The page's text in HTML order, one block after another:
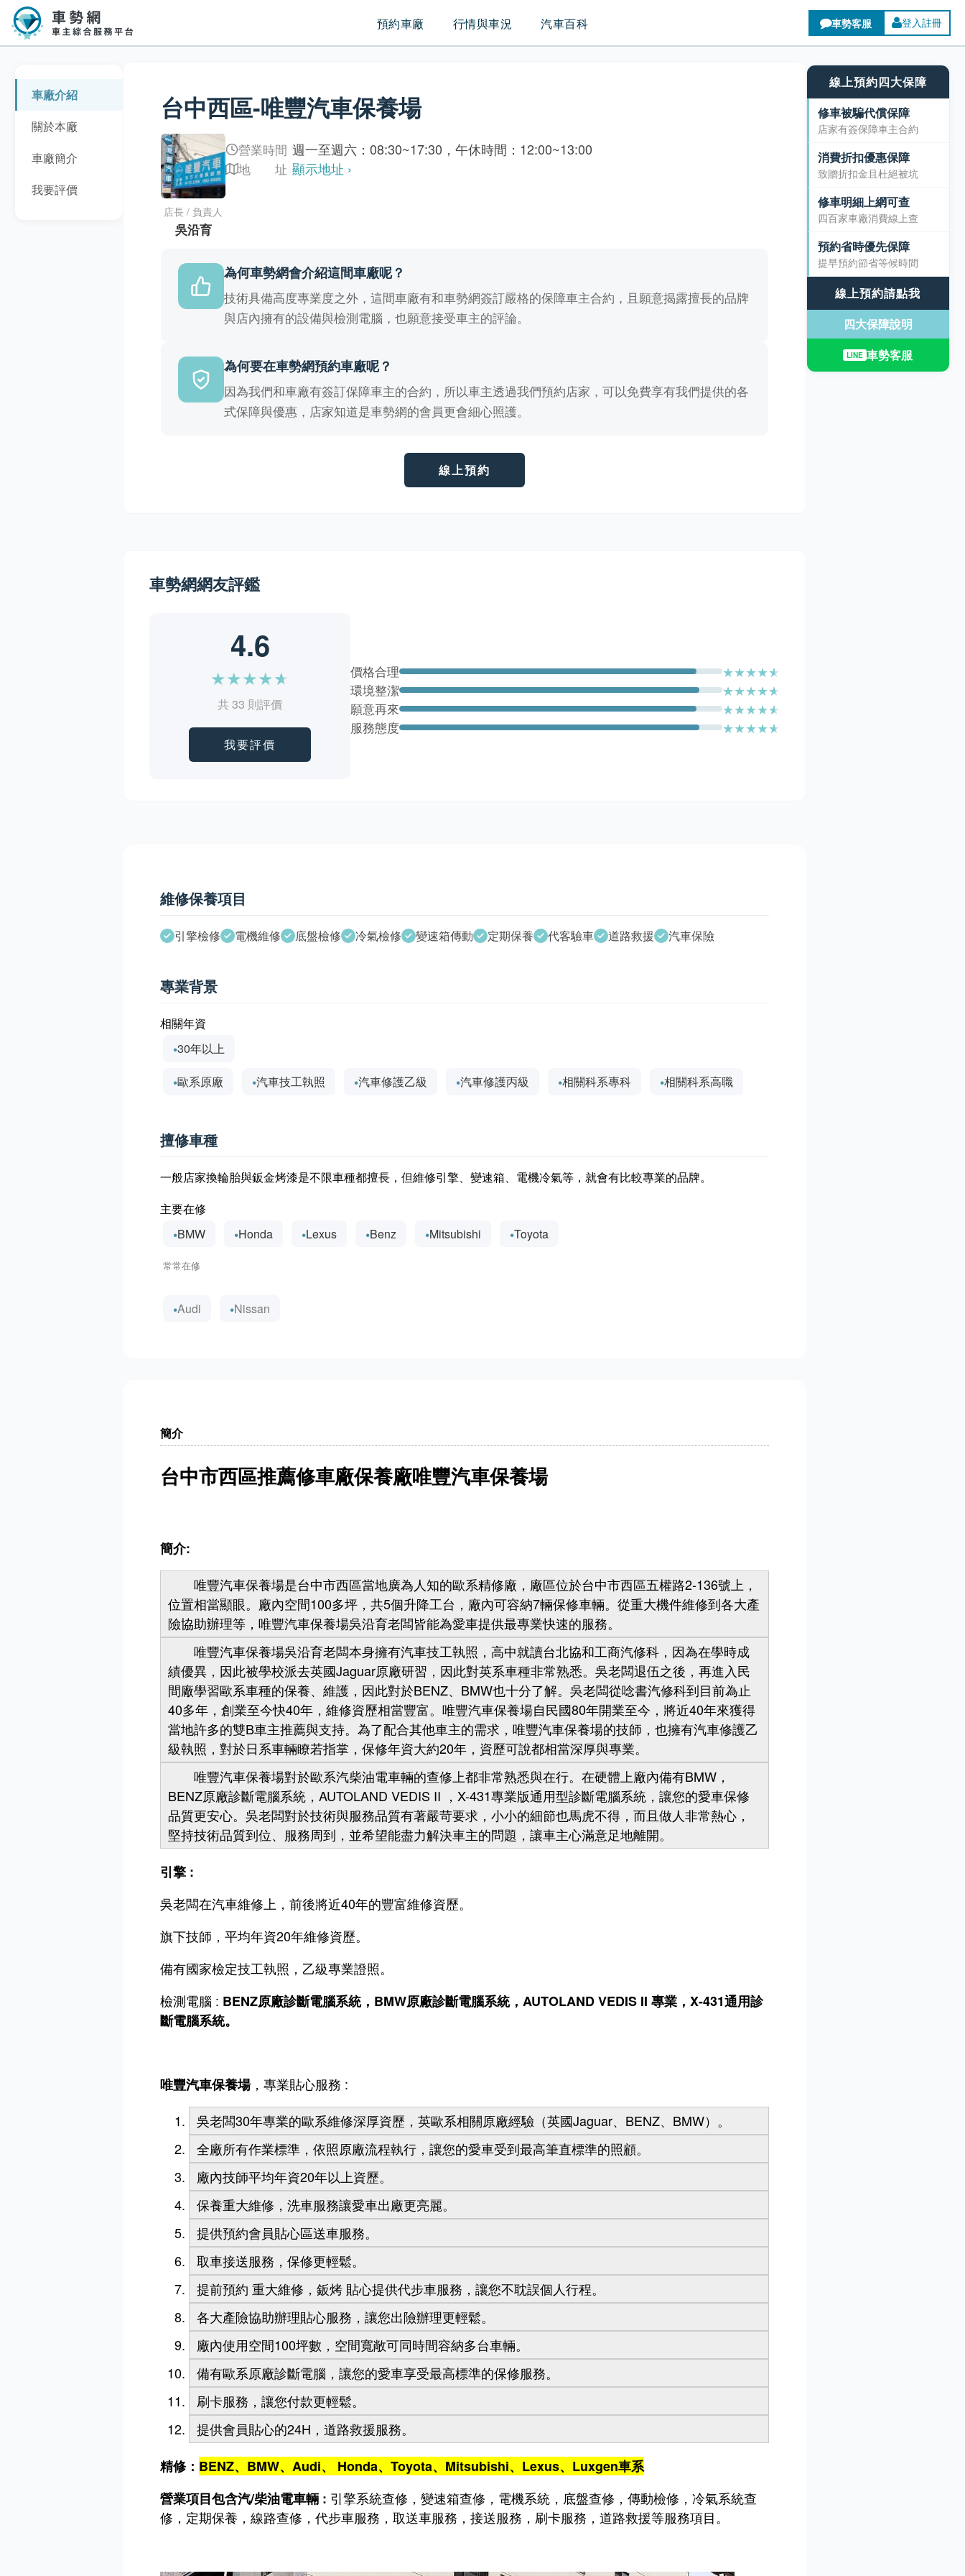
登入註冊
預約車廠 行情與車況 汽車百科
車廠介紹
關於本廠
車廠簡介
我要評價
台中西區-唯豐汽車保養場
店長 / 負責人
吳沿育
營業時間 週一至週六：08:30~17:30，午休時間：12:00~13:00
地 址 顯示地址 ›
為何車勢網會介紹這間車廠呢？
技術具備高度專業度之外，這間車廠有和車勢網簽訂嚴格的保障車主合約，且願意揭露擅長的品牌
與店內擁有的設備與檢測電腦，也願意接受車主的評論。
為何要在車勢網預約車廠呢？
因為我們和車廠有簽訂保障車主的合約，所以車主透過我們預約店家，可以免費享有我們提供的各
式保障與優惠，店家知道是車勢網的會員更會細心照護。
線上預約
車勢網網友評鑑
4.6
★★★★★
共 33 則評價
我要評價
價格合理 ★★★★★
環境整潔 ★★★★★
願意再來 ★★★★★
服務態度 ★★★★★
維修保養項目
引擎檢修 電機維修 底盤檢修 冷氣檢修 變速箱傳動 定期保養 代客驗車 道路救援 汽車保險
專業背景
相關年資
30年以上
歐系原廠
汽車技工執照 汽車修護乙級 汽車修護丙級 相關科系專科 相關科系高職
擅修車種
一般店家換輪胎與鈑金烤漆是不限車種都擅長，但維修引擎、變速箱、電機冷氣等，就會有比較專業的品牌。
主要在修
BMW
Honda Lexus Benz Mitsubishi Toyota
常常在修
Audi Nissan
簡介
台中市西區推薦修車廠保養廠唯豐汽車保養場
簡介:
唯豐汽車保養場是台中市西區當地廣為人知的歐系精修廠，廠區位於台中市西區五權路2-136號上，
位置相當顯眼。廠內空間100多坪，共5個升降工台，廠內可容納7輛保修車輛。從重大機件維修到各大產
險協助辦理等，唯豐汽車保養場吳沿育老闆皆能為愛車提供最專業快速的服務。
唯豐汽車保養場吳沿育老闆本身擁有汽車技工執照，高中就讀台北協和工商汽修科，因為在學時成
績優異，因此被學校派去英國Jaguar原廠研習，因此對英系車種非常熟悉。吳老闆退伍之後，再進入民
間廠學習歐系車種的保養、維護，因此對於BENZ、BMW也十分了解。吳老闆從唸書汽修科到目前為止
40多年，創業至今快40年，維修資歷相當豐富。唯豐汽車保養場自民國80年開業至今，將近40年來獲得
當地許多的雙B車主推薦與支持。為了配合其他車主的需求，唯豐汽車保養場的技師，也擁有汽車修護乙
級執照，對於日系車輛瞭若指掌，保修年資大約20年，資歷可說都相當深厚與專業。
唯豐汽車保養場對於歐系汽柴油電車輛的查修上都非常熟悉與在行。在硬體上廠內備有BMW，
BENZ原廠診斷電腦系統，AUTOLAND VEDIS II ，X-431專業版通用型診斷電腦系統，讓您的愛車保修
品質更安心。吳老闆對於技術與服務品質有著嚴苛要求，小小的細節也馬虎不得，而且做人非常熱心，
堅持技術品質到位、服務周到，並希望能盡力解決車主的問題，讓車主心滿意足地離開。
引擎 :
吳老闆在汽車維修上，前後將近40年的豐富維修資歷。
旗下技師，平均年資20年維修資歷。
備有國家檢定技工執照，乙級專業證照。
檢測電腦 : BENZ原廠診斷電腦系統，BMW原廠診斷電腦系統，AUTOLAND VEDIS II 專業，X-431通用診
斷電腦系統。
唯豐汽車保養場，專業貼心服務 :
吳老闆30年專業的歐系維修深厚資歷，英歐系相關原廠經驗（英國Jaguar、BENZ、BMW）。
全廠所有作業標準，依照原廠流程執行，讓您的愛車受到最高筆直標準的照顧。
廠內技師平均年資20年以上資歷。
保養重大維修，洗車服務讓愛車出廠更亮麗。
提供預約會員貼心區送車服務。
取車接送服務，保修更輕鬆。
提前預約 重大維修，鈑烤 貼心提供代步車服務，讓您不耽誤個人行程。
各大產險協助辦理貼心服務，讓您出險辦理更輕鬆。
廠內使用空間100坪數，空間寬敞可同時間容納多台車輛。
備有歐系原廠診斷電腦，讓您的愛車享受最高標準的保修服務。
刷卡服務，讓您付款更輕鬆。
提供會員貼心的24H，道路救援服務。
精修： BENZ、BMW、Audi、 Honda、Toyota、Mitsubishi、Lexus、Luxgen車系
營業項目包含汽/柴油電車輛 : 引擎系統查修，變速箱查修，電機系統，底盤查修，傳動檢修，冷氣系統查
修，定期保養，線路查修，代步車服務，取送車服務，接送服務，刷卡服務，道路救援等服務項目。
線上預約四大保障
修車被騙代償保障
店家有簽保障車主合約
消費折扣優惠保障
致贈折扣金且杜絕被坑
修車明細上網可查
四百家車廠消費線上查
預約省時優先保障
提早預約節省等候時間
線上預約請點我
四大保障說明
LINE 車勢客服